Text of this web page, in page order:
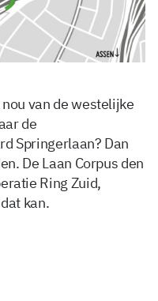
van de westelijke
de
Springerlaan? Dan
De Laan Corpus den
Ring Zuid,
kan.